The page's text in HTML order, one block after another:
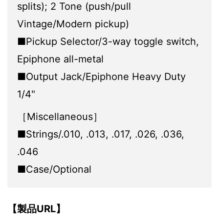
splits); 2 Tone (push/pull
Vintage/Modern pickup)
■Pickup Selector/3-way toggle switch,
Epiphone all-metal
■Output Jack/Epiphone Heavy Duty
1/4"
［Miscellaneous］
■Strings/.010, .013, .017, .026, .036,
.046
■Case/Optional
【製品URL】